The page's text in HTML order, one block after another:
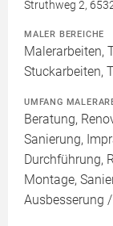
Struthweg 2,
MALER BEREICHE
Malerarbeiten,
Stuckarbeiten,
UMFANG
Beratung,
Sanierung,
Durchführung,
Montage,
Ausbesserung